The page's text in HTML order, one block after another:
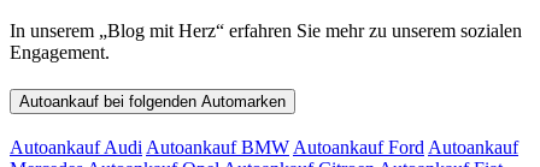
In unserem „Blog mit Herz“ erfahren Sie mehr zu unserem sozialen
Engagement.
Autoankauf bei folgenden Automarken
Autoankauf Audi Autoankauf BMW Autoankauf Ford Autoankauf